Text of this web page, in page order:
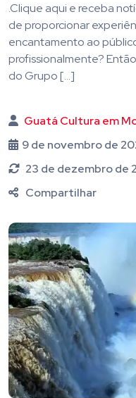
.Clique aqui e receba
de proporcionar
encantamento ao
profissionalmente?
do Grupo […]
Guatá Cultura em
9 de novembro de
23 de dezembro de
Compartilhar